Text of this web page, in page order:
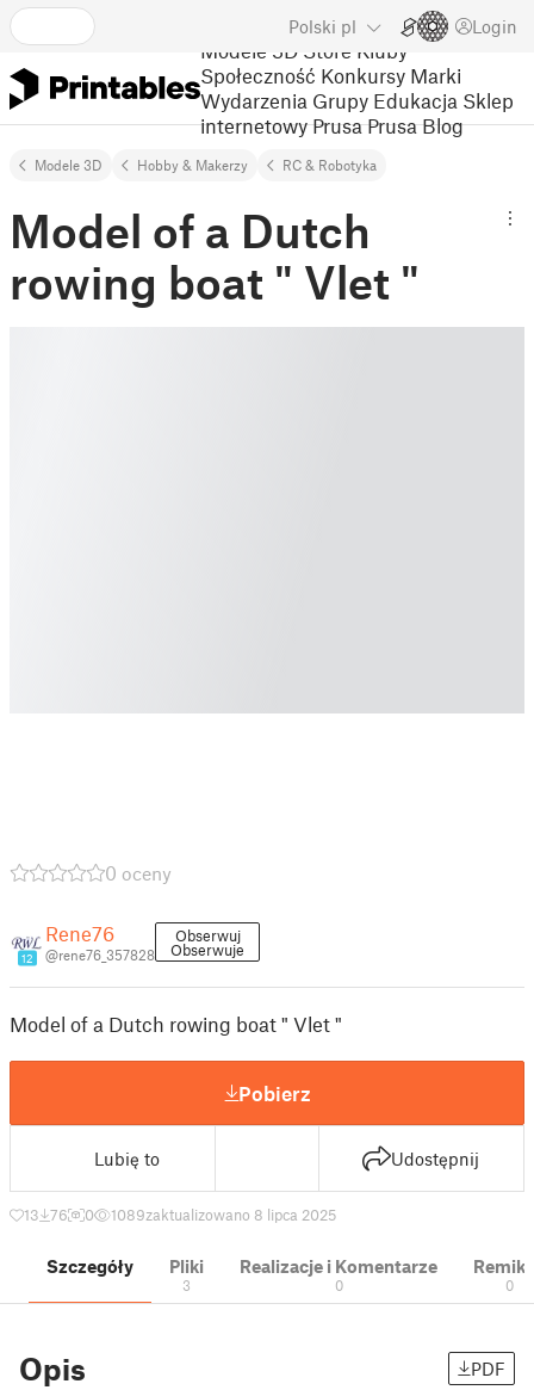
Polski pl Login
Modele 3D Store Kluby
Społeczność Konkursy Marki
Wydarzenia Grupy Edukacja Sklep
internetowy Prusa Prusa Blog
Modele 3D Hobby & Makerzy RC & Robotyka
Model of a Dutch
rowing boat " Vlet "
0 oceny
12
Rene76
@rene76_357828
Obserwuj
Obserwuje
Model of a Dutch rowing boat " Vlet "
Pobierz
Lubię to Udostępnij
13 76 0 1089zaktualizowano 8 lipca 2025
Szczegóły Pliki
3
Realizacje i Komentarze
0 0
Opis PDF